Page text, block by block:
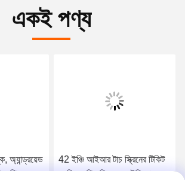
একই পণ্য
অ্যান্ড্রয়েড
মেশিন
42 ইঞ্চি আইআর টাচ স্ক্রিনের টিকিট
ভেন্ডিং মেশিন পিছনে এলইডি হালকা